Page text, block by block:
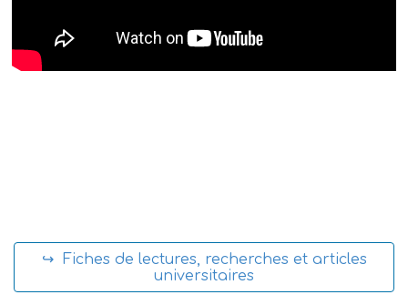
↪ Fiches de lectures, recherches et articles
universitaires